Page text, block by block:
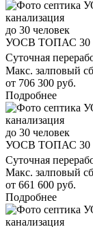
до 30 человек
УОСВ ТОПАС 30
Суточная
Макс. залповый
от 706 300 руб.
Подробнее
до 30 человек
УОСВ ТОПАС 30
Суточная
Макс. залповый
от 661 600 руб.
Подробнее